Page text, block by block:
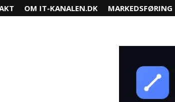
OM IT-KANALEN.DK MARKEDSFØRING